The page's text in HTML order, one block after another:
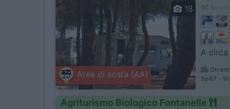
Area di sosta (AA)
18
A
Sp87 -
Agriturismo Biologico Fontanelle